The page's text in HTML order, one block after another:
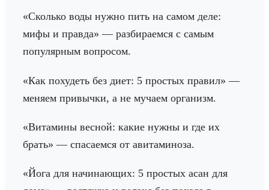
«Сколько воды нужно пить на самом деле:
мифы и правда» — разбираемся с самым
популярным вопросом.
«Как похудеть без диет: 5 простых правил» —
меняем привычки, а не мучаем организм.
«Витамины весной: какие нужны и где их
брать» — спасаемся от авитаминоза.
«Йога для начинающих: 5 простых асан для